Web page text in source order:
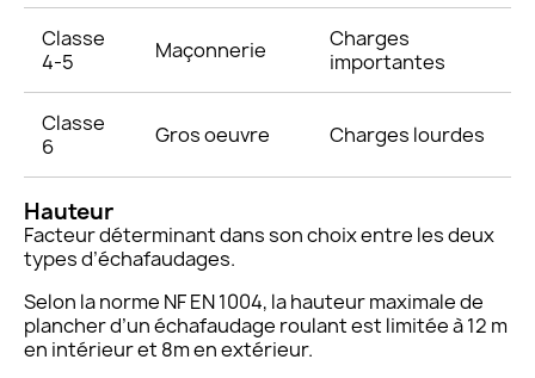
Classe
4-5
Maçonnerie
Charges
importantes
Classe
6
Gros oeuvre Charges lourdes
Hauteur
Facteur déterminant dans son choix entre les deux
types d’échafaudages.
Selon la norme NF EN 1004, la hauteur maximale de
plancher d’un échafaudage roulant est limitée à 12 m
en intérieur et 8m en extérieur.